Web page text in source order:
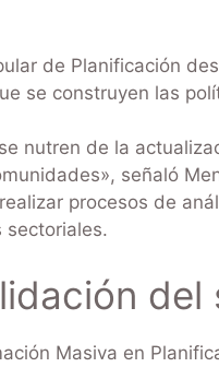
de Planificación
se construyen las
nutren de la
señaló
procesos de
sectoriales.
del
Masiva en